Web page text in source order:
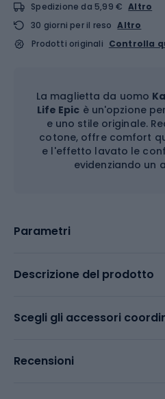
Spedizione da 5,99 € Altro
30 giorni per il reso Altro
Prodotti originali Controlla
La maglietta da uomo
Life Epic è un'opzione
e uno stile originale.
cotone, offre comfort
e l'effetto lavato le
evidenziando un
Parametri
Descrizione del prodotto
Scegli gli accessori
Recensioni